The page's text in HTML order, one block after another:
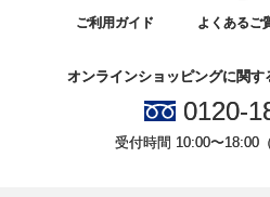
ご利用ガイド よくあるご
オンラインショッピングに関
0120-
受付時間 10:00〜18:00